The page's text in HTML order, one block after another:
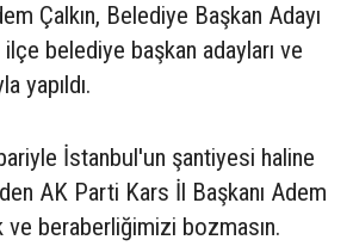
Çalkın, Belediye Başkan Adayı
belediye başkan adayları ve
yapıldı.
İstanbul'un şantiyesi haline
AK Parti Kars İl Başkanı Adem
ve beraberliğimizi bozmasın.